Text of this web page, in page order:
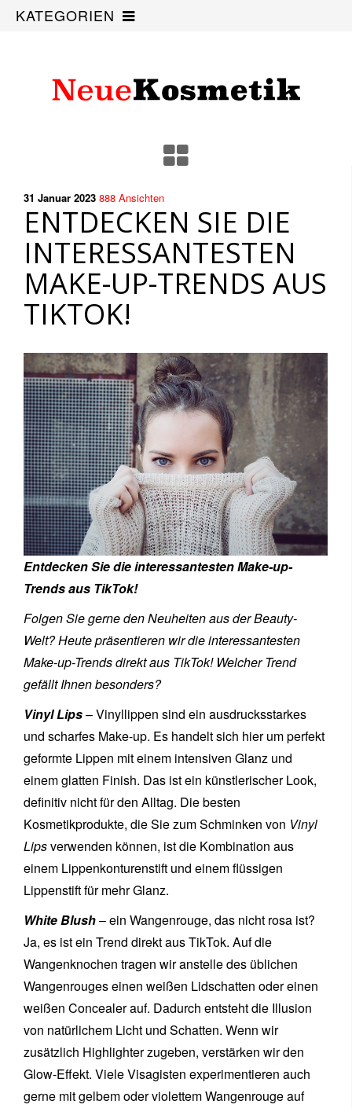
KATEGORIEN
31 Januar 2023 888 Ansichten
ENTDECKEN SIE DIE
INTERESSANTESTEN
MAKE-UP-TRENDS AUS
TIKTOK!
Entdecken Sie die interessantesten Make-up-
Trends aus TikTok!
Folgen Sie gerne den Neuheiten aus der Beauty-
Welt? Heute präsentieren wir die interessantesten
Make-up-Trends direkt aus TikTok! Welcher Trend
gefällt Ihnen besonders?
Vinyl Lips– Vinyllippen sind ein ausdrucksstarkes
und scharfes Make-up. Es handelt sich hier um perfekt
geformte Lippen mit einem intensiven Glanz und
einem glatten Finish. Das ist ein künstlerischer Look,
definitiv nicht für den Alltag. Die besten
Kosmetikprodukte, die Sie zum Schminken von Vinyl
Lipsverwenden können, ist die Kombination aus
einem Lippenkonturenstift und einem flüssigen
Lippenstift für mehr Glanz.
White Blush– ein Wangenrouge, das nicht rosa ist?
Ja, es ist ein Trend direkt aus TikTok. Auf die
Wangenknochen tragen wir anstelle des üblichen
Wangenrouges einen weißen Lidschatten oder einen
weißen Concealer auf. Dadurch entsteht die Illusion
von natürlichem Licht und Schatten. Wenn wir
zusätzlich Highlighter zugeben, verstärken wir den
Glow-Effekt. Viele Visagisten experimentieren auch
gerne mit gelbem oder violettem Wangenrouge auf